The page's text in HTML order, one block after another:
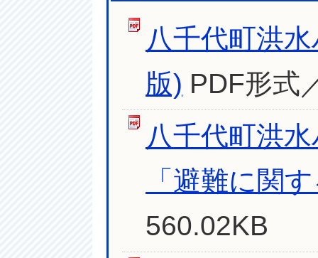
八千代町洪
版) PDF形式
八千代町洪
「避難に関
560.02KB